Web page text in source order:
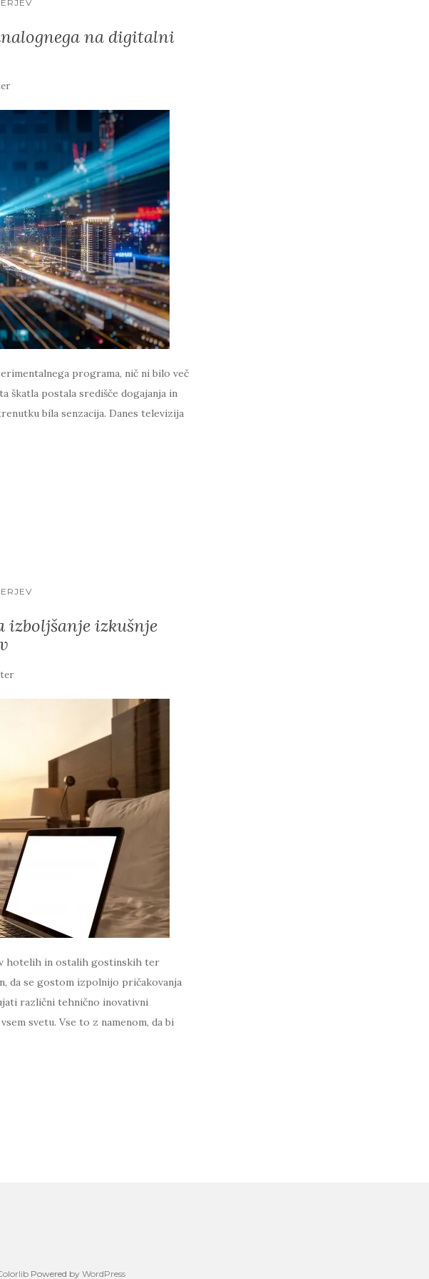
na digitalni
programa, nič ni bilo več
škatla postala središče dogajanja in
bila senzacija. Danes televizija
izboljšanje izkušnje
hotelih in ostalih gostinskih ter
da se gostom izpolnijo pričakovanja
različni tehnično inovativni
svetu. Vse to z namenom, da bi
Powered by WordPress